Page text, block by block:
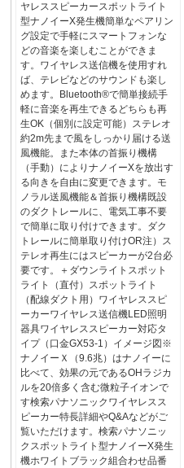
ヤレススピーカースポットライト
型ナノイーX発生機簡単なペアリン
グ設定で手軽にスマートフォンな
どの音楽を楽しむことができま
す。ワイヤレス送信機を使用すれ
ば、テレビなどのサウンドも楽し
めます。Bluetooth®で簡単接続手
軽に音楽を再生できるどちらも再
生OK（個別に設定可能）ステレオ
約2m先まで風をしっかり届ける送
風機能。また本体の首振り機構
（手動）によりナノイーXを放出す
る向きを自由に変更できます。モ
ノラル送風機能＆首振り機構既設
のダクトレールに、電気工事不要
で簡単に取り付けできます。ダク
トレールに簡単取り付けOR注）ス
テレオ再生にはスピーカーが2台必
要です。＋ダウンライトスポット
ライト（直付）スポットライト
（配線ダクト用）ワイヤレススピ
ーカーワイヤレス送信機LED照明
器具ワイヤレススピーカー対応タ
イプ（口金GX53-1）イメージ図※
ナノイーＸ（9.6兆）はナノイーに
比べて、効果の元であるOHラジカ
ルを20倍多く含む微粒子イオンで
す検索パナソニックワイヤレスス
ピーカー特長詳細やQ&Aなどがご
覧いただけます。検索パナソニッ
クスポットライト型ナノイーX発生
機ホワイトブラック組合わせ品番